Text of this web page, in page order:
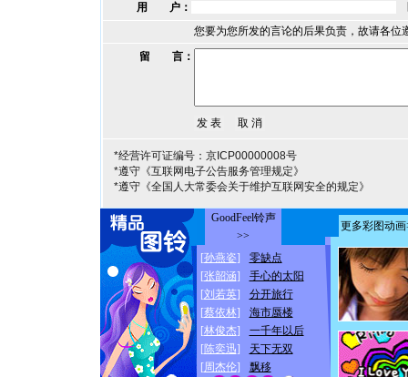
用 户：
您要为您所发的言论的后果负责，故请各位
留 言：
*经营许可证编号：京ICP00000008号
*遵守《互联网电子公告服务管理规定》
*遵守《全国人大常委会关于维护互联网安全的规定》